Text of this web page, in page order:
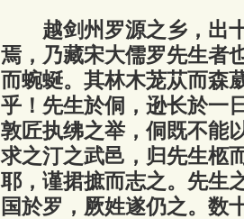
越剑州罗源之乡，出
焉，乃藏宋大儒罗先生者
而蜿蜒。其林木茏苁而森
乎！先生於侗，逊长於一
敦匠执绋之举，侗既不能
求之汀之武邑，归先生柩
耶，谨捃摭而志之。先生
国於罗，厥姓遂仍之。数